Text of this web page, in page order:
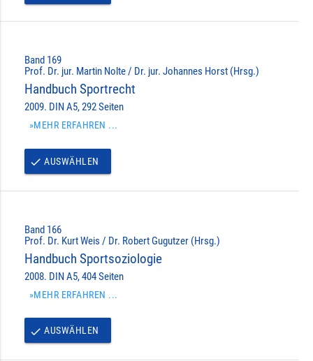
Band 169
Prof. Dr. jur. Martin Nolte / Dr. jur. Johannes Horst (Hrsg.)
Handbuch Sportrecht
2009. DIN A5, 292 Seiten
»MEHR ERFAHREN ...
done AUSWÄHLEN
Band 166
Prof. Dr. Kurt Weis / Dr. Robert Gugutzer (Hrsg.)
Handbuch Sportsoziologie
2008. DIN A5, 404 Seiten
»MEHR ERFAHREN ...
done AUSWÄHLEN